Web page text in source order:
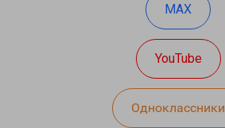
MAX
YouTube
Одноклассники